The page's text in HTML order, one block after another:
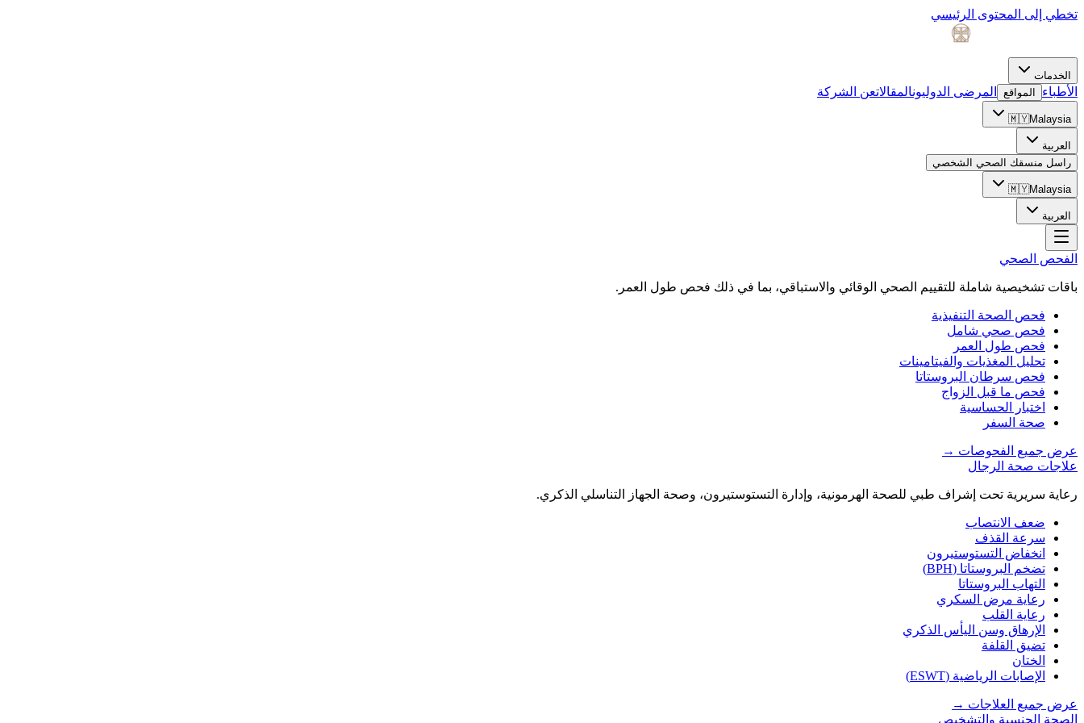
تخطي إلى المحتوى الرئيسي
الخدمات
الأطباء المواقع المرضى الدوليونالمقالاتعن الشركة
🇲🇾Malaysia
العربية
راسل منسقك الصحي الشخصي
🇲🇾Malaysia
العربية
الفحص الصحي
باقات تشخيصية شاملة للتقييم الصحي الوقائي والاستباقي، بما في ذلك فحص طول العمر.
فحص الصحة التنفيذية
فحص صحي شامل
فحص طول العمر
تحليل المغذيات والفيتامينات
فحص سرطان البروستاتا
فحص ما قبل الزواج
اختبار الحساسية
صحة السفر
عرض جميع الفحوصات →
علاجات صحة الرجال
رعاية سريرية تحت إشراف طبي للصحة الهرمونية، وإدارة التستوستيرون، وصحة الجهاز التناسلي الذكري.
ضعف الانتصاب
سرعة القذف
انخفاض التستوستيرون
تضخم البروستاتا (BPH)
التهاب البروستاتا
رعاية مرض السكري
رعاية القلب
الإرهاق وسن اليأس الذكري
تضيق القلفة
الختان
الإصابات الرياضية (ESWT)
عرض جميع العلاجات →
الصحة الجنسية والتشخيص